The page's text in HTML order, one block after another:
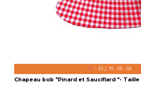
25j. 19: 05: 32
Chapeau bob "Pinard et Sauciflard "- Taille